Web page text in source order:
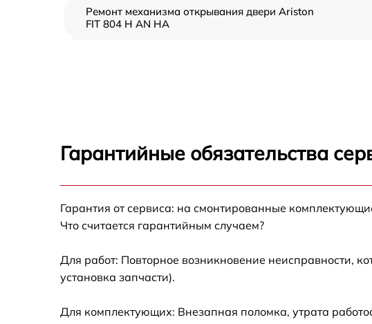
Ремонт механизма открывания двери Ariston
FIT 804 H AN HA
Замена термодатчика Ariston FIT 804 H AN
AN HA
Гарантийные обязательства
Гарантия от сервиса: на смонтированные
Что считается гарантийным случаем?
Для работ: Повторное возникновение неисправности,
установка запчасти).
Для комплектующих: Внезапная поломка, утрата